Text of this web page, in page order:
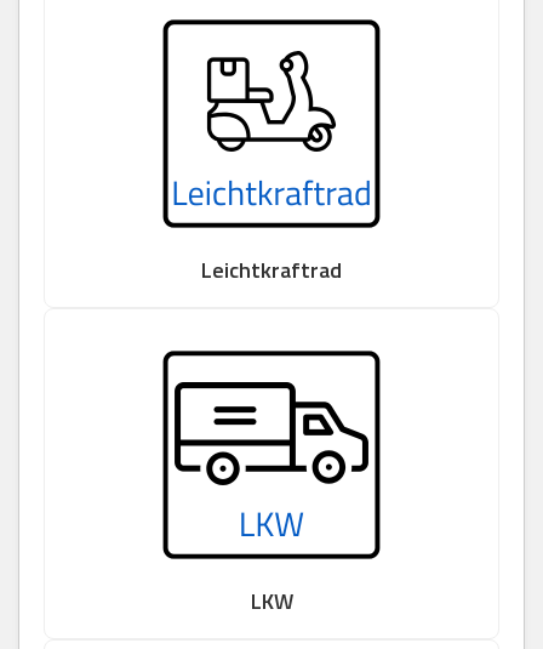
Leichtkraftrad
LKW